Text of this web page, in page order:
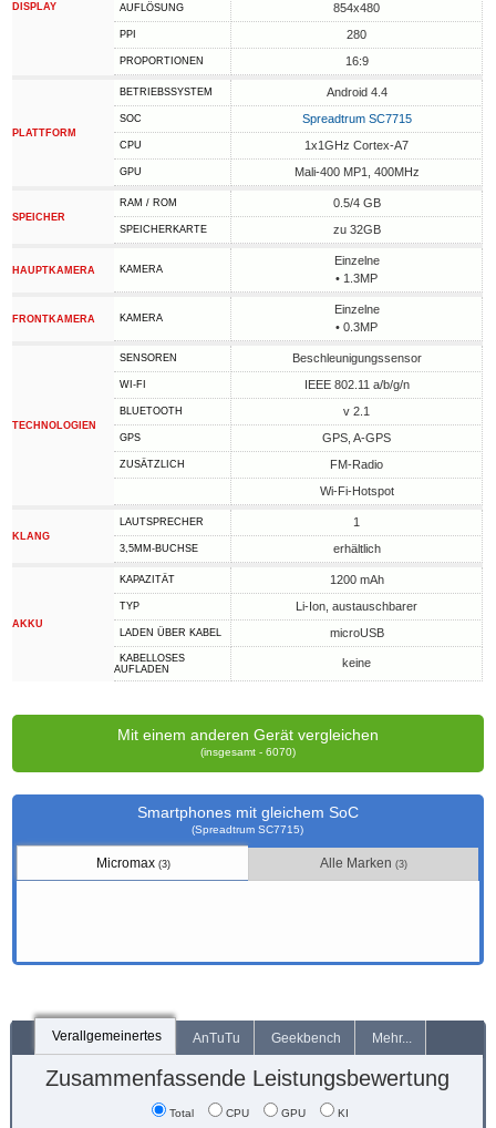
DISPLAY AUFLÖSUNG 854x480
PPI 280
PROPORTIONEN 16:9
PLATTFORM
BETRIEBSSYSTEM Android 4.4
SOC Spreadtrum SC7715
CPU 1x1GHz Cortex-A7
GPU Mali-400 MP1, 400MHz
SPEICHER
RAM / ROM 0.5/4 GB
SPEICHERKARTE zu 32GB
HAUPTKAMERA KAMERA
Einzelne
• 1.3MP
FRONTKAMERA KAMERA
Einzelne
• 0.3MP
TECHNOLOGIEN
SENSOREN Beschleunigungssensor
WI-FI IEEE 802.11 a/b/g/n
BLUETOOTH v 2.1
GPS GPS, A-GPS
ZUSÄTZLICH
FM-Radio
Wi-Fi-Hotspot
KLANG
LAUTSPRECHER 1
3,5MM-BUCHSE erhältlich
AKKU
KAPAZITÄT 1200 mAh
TYP Li-Ion, austauschbarer
LADEN ÜBER KABEL microUSB
KABELLOSES
AUFLADEN
keine
Mit einem anderen Gerät vergleichen
(insgesamt - 6070)
Smartphones mit gleichem SoC
(Spreadtrum SC7715)
Micromax (3) Alle Marken(3)
Verallgemeinertes AnTuTu Geekbench Mehr...
Zusammenfassende Leistungsbewertung
Total CPU GPU KI